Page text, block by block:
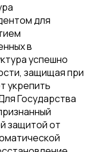
для
в
успешно
защищая при
укрепить
Государства
защитой от